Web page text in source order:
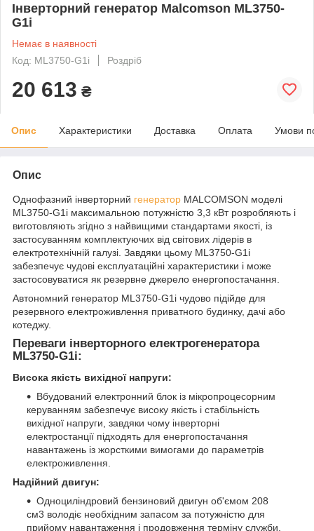
Інверторний генератор Malcomson ML3750-
G1i
Немає в наявності
Код: ML3750-G1i
Роздріб
20 613 ₴
Опис Характеристики Доставка Оплата Умови
Опис
Однофазний інверторний генератор MALCOMSON моделі
ML3750-G1i максимальною потужністю 3,3 кВт розробляють і
виготовляють згідно з найвищими стандартами якості, із
застосуванням комплектуючих від світових лідерів в
електротехнічній галузі. Завдяки цьому ML3750-G1i
забезпечує чудові експлуатаційні характеристики і може
застосовуватися як резервне джерело енергопостачання.
Автономний генератор ML3750-G1i чудово підійде для
резервного електроживлення приватного будинку, дачі або
котеджу.
Переваги інверторного електрогенератора
ML3750-G1i:
Висока якість вихідної напруги:
Вбудований електронний блок із мікропроцесорним
керуванням забезпечує високу якість і стабільність
вихідної напруги, завдяки чому інверторні
електростанції підходять для енергопостачання
навантажень із жорсткими вимогами до параметрів
електроживлення.
Надійний двигун:
Одноциліндровий бензиновий двигун об'ємом 208
см3 володіє необхідним запасом за потужністю для
прийому навантаження і продовження терміну служби.